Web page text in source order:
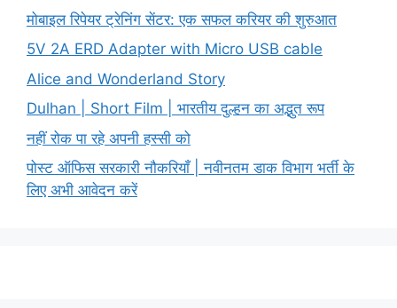
मोबाइल रिपेयर ट्रेनिंग सेंटर: एक सफल करियर की शुरुआत
5V 2A ERD Adapter with Micro USB cable
Alice and Wonderland Story
Dulhan | Short Film | भारतीय दुल्हन का अद्भुत रूप
नहीं रोक पा रहे अपनी हस्सी को
पोस्ट ऑफिस सरकारी नौकरियाँ | नवीनतम डाक विभाग भर्ती के
लिए अभी आवेदन करें